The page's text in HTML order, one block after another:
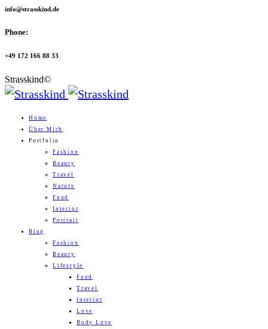
info@strasskind.de
Phone:
+49 172 166 88 33
Strasskind©
Home
Über Mich
Portfolio
Fashion
Beauty
Travel
Nature
Food
Interior
Portrait
Blog
Fashion
Beauty
Lifestyle
Food
Travel
Interior
Love
Body Love